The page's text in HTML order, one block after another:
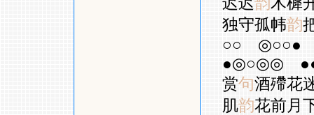
独守孤帏韵
○○
◎○○●
●◎○◎◎
赏句酒殢花
肌韵花前月